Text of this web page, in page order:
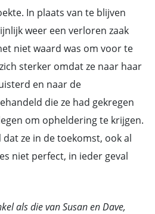
In plaats van te blijven
weer een verloren zaak
niet waard was om voor te
sterker omdat ze naar haar
en naar de
die ze had gekregen
om opheldering te krijgen.
ze in de toekomst, ook al
niet perfect, in ieder geval
als die van Susan en Dave,